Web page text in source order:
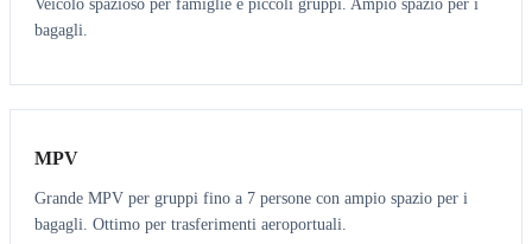
Veicolo spazioso per famiglie e piccoli gruppi. Ampio spazio per i
bagagli.
7 7
MPV
Grande MPV per gruppi fino a 7 persone con ampio spazio per i
bagagli. Ottimo per trasferimenti aeroportuali.